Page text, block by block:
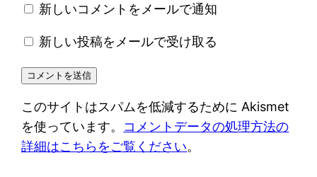
新しいコメントをメールで通知
新しい投稿をメールで受け取る
このサイトはスパムを低減するために Akismet
を使っています。 コメントデータの処理方法の
詳細はこちらをご覧ください。